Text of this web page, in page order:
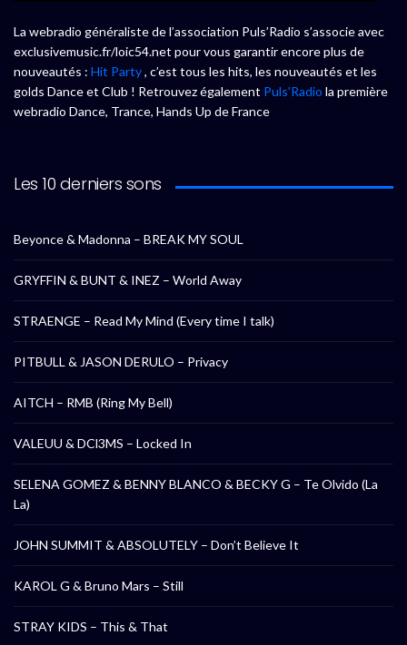
La webradio généraliste de l’association Puls’Radio s’associe avec
exclusivemusic.fr/loic54.net pour vous garantir encore plus de
nouveautés : Hit Party, c’est tous les hits, les nouveautés et les
golds Dance et Club ! Retrouvez également Puls’Radio la première
webradio Dance, Trance, Hands Up de France
Les 10 derniers sons
Beyonce & Madonna – BREAK MY SOUL
GRYFFIN & BUNT & INEZ – World Away
STRAENGE – Read My Mind (Every time I talk)
PITBULL & JASON DERULO – Privacy
AITCH – RMB (Ring My Bell)
VALEUU & DCl3MS – Locked In
SELENA GOMEZ & BENNY BLANCO & BECKY G – Te Olvido (La
La)
JOHN SUMMIT & ABSOLUTELY – Don’t Believe It
KAROL G & Bruno Mars – Still
STRAY KIDS – This & That